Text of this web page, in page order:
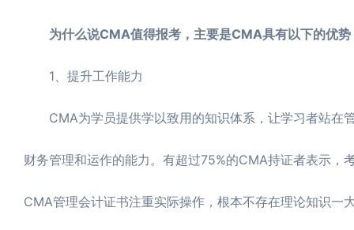
为什么说CMA值得报考，主要是CMA具有以下的优势
1、提升工作能力
CMA为学员提供学以致用的知识体系，让学习者站在
财务管理和运作的能力。有超过75%的CMA持证者表示
CMA管理会计证书注重实际操作，根本不存在理论知识